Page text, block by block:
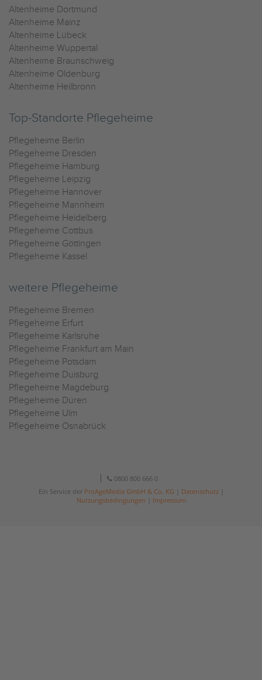
Altenheime Dortmund
Altenheime Mainz
Altenheime Lübeck
Altenheime Wuppertal
Altenheime Braunschweig
Altenheime Oldenburg
Altenheime Heilbronn
Top-Standorte Pflegeheime
Pflegeheime Berlin
Pflegeheime Dresden
Pflegeheime Hamburg
Pflegeheime Leipzig
Pflegeheime Hannover
Pflegeheime Mannheim
Pflegeheime Heidelberg
Pflegeheime Cottbus
Pflegeheime Göttingen
Pflegeheime Kassel
weitere Pflegeheime
Pflegeheime Bremen
Pflegeheime Erfurt
Pflegeheime Karlsruhe
Pflegeheime Frankfurt am Main
Pflegeheime Potsdam
Pflegeheime Duisburg
Pflegeheime Magdeburg
Pflegeheime Düren
Pflegeheime Ulm
Pflegeheime Osnabrück
0800 800 666 0
Ein Service der ProAgeMedia GmbH & Co. KG Datenschutz|
Nutzungsbedingungen
Impressum